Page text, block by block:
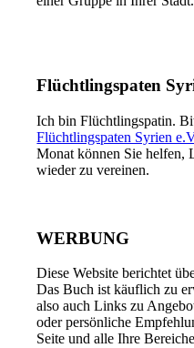
Flüchtlingspaten
Ich bin Flüchtlingspatin.
Flüchtlingspaten Syrien
Monat können Sie helfen,
wieder zu vereinen.
WERBUNG
Diese Website berichtet
Das Buch ist käuflich zu
also auch Links zu
oder persönliche
Seite und alle Ihre